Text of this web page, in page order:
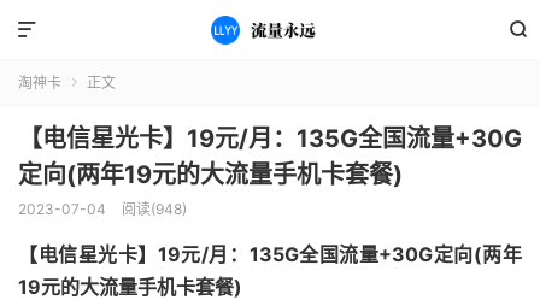


淘神卡  正文
【电信星光卡】19元/月：135G全国流量+30G
定向(两年19元的大流量手机卡套餐)
2023-07-04 阅读(948)
【电信星光卡】19元/月：135G全国流量+30G定向(两年
19元的大流量手机卡套餐)